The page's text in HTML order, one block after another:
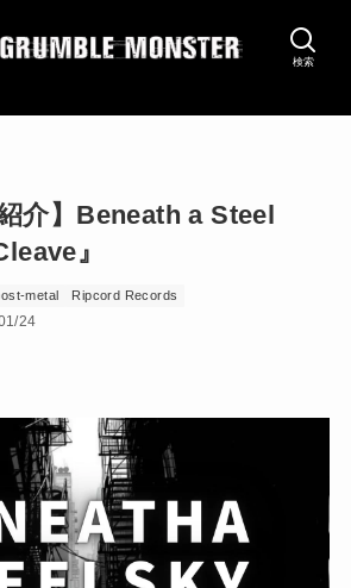
検索
紹介】Beneath a Steel
』
metal Ripcord Records
24